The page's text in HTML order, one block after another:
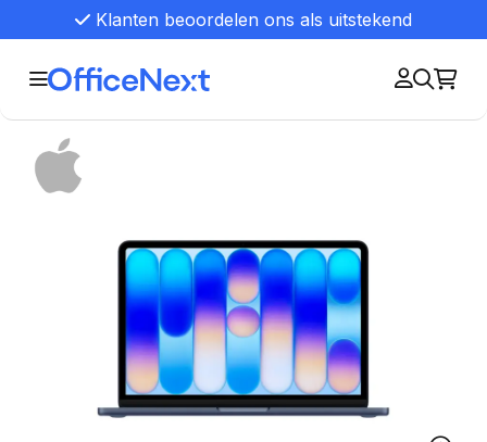
Klanten beoordelen ons als uitstekend